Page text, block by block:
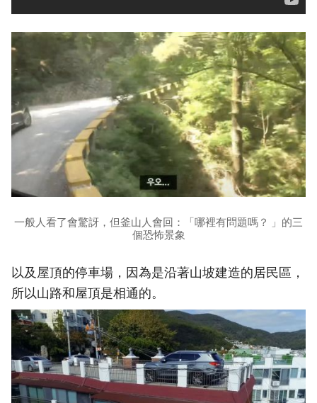
一般人看了會驚訝，但釜山人會回：「哪裡有問題嗎？ 」的三
個恐怖景象
以及屋頂的停車場，因為是沿著山坡建造的居民區，
所以山路和屋頂是相通的。